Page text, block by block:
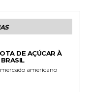
DE AÇÚCAR À
americano